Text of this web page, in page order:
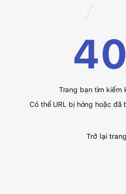
Trang bạn tìm kiếm
Có thể URL bị hỏng hoặc đã
Trở lại